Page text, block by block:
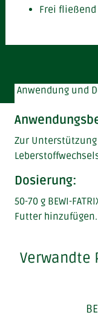
Frei
Anwendung und
Zur
Dosierung:
50-70 g BEWI-
Futter hinzufügen.
Verwandte